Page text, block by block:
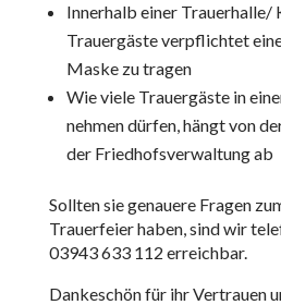
Innerhalb einer Trauerhalle/
Trauergäste verpflichtet
Maske zu tragen
Wie viele Trauergäste in
nehmen dürfen, hängt von
der Friedhofsverwaltung ab
Sollten sie genauere Fragen
Trauerfeier haben, sind wir
03943 633 112 erreichbar.
Dankeschön für ihr Vertrauen